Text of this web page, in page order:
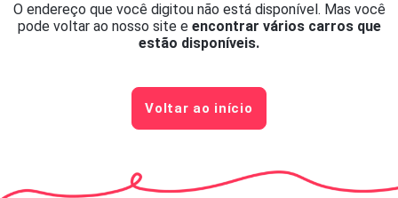
O endereço que você digitou não está disponível. Mas você
pode voltar ao nosso site e encontrar vários carros que
estão disponíveis.
Voltar ao início